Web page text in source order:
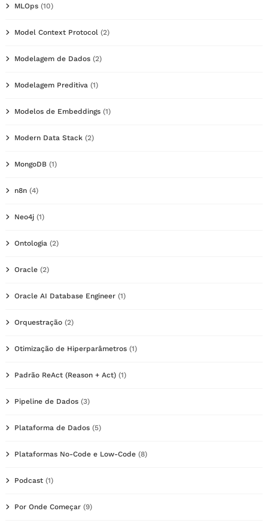
MLOps (10)
Model Context Protocol (2)
Modelagem de Dados (2)
Modelagem Preditiva (1)
Modelos de Embeddings (1)
Modern Data Stack (2)
MongoDB (1)
n8n (4)
Neo4j (1)
Ontologia (2)
Oracle (2)
Oracle AI Database Engineer (1)
Orquestração (2)
Otimização de Hiperparâmetros (1)
Padrão ReAct (Reason + Act) (1)
Pipeline de Dados (3)
Plataforma de Dados (5)
Plataformas No-Code e Low-Code (8)
Podcast (1)
Por Onde Começar (9)